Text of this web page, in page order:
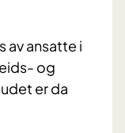
av ansatte i
og
er da